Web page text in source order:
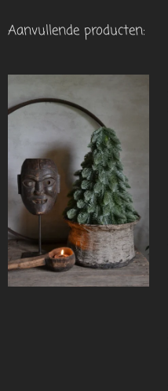
Aanvullende producten: